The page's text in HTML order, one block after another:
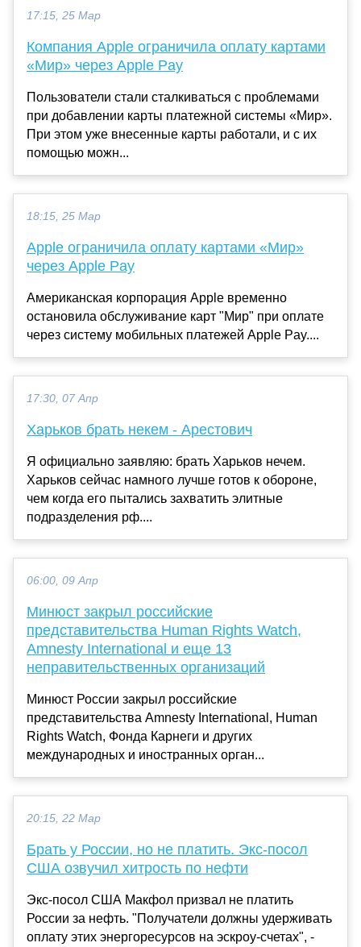
17:15, 25 Мар
Компания Apple ограничила оплату картами
«Мир» через Apple Pay
Пользователи стали сталкиваться с проблемами
при добавлении карты платежной системы «Мир».
При этом уже внесенные карты работали, и с их
помощью можн...
18:15, 25 Мар
Apple ограничила оплату картами «Мир»
через Apple Pay
Американская корпорация Apple временно
остановила обслуживание карт "Мир" при оплате
через систему мобильных платежей Apple Pay....
17:30, 07 Апр
Харьков брать некем - Арестович
Я официально заявляю: брать Харьков нечем.
Харьков сейчас намного лучше готов к обороне,
чем когда его пытались захватить элитные
подразделения рф....
06:00, 09 Апр
Минюст закрыл российские
представительства Human Rights Watch,
Amnesty International и еще 13
неправительственных организаций
Минюст России закрыл российские
представительства Amnesty International, Human
Rights Watch, Фонда Карнеги и других
международных и иностранных орган...
20:15, 22 Мар
Брать у России, но не платить. Экс-посол
США озвучил хитрость по нефти
Экс-посол США Макфол призвал не платить
России за нефть. "Получатели должны удерживать
оплату этих энергоресурсов на эскроу-счетах", -